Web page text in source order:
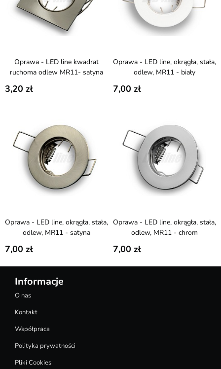
Oprawa - LED line kwadrat
ruchoma odlew MR11- satyna
3,20
Oprawa - LED line, okrągła, stała,
odlew, MR11 - biały
7,00
Oprawa - LED line, okrągła, stała,
odlew, MR11 - satyna
7,00
Oprawa - LED line, okrągła, stała,
odlew, MR11 - chrom
7,00
Informacje
O nas
Kontakt
Współpraca
Polityka prywatności
Pliki Cookies